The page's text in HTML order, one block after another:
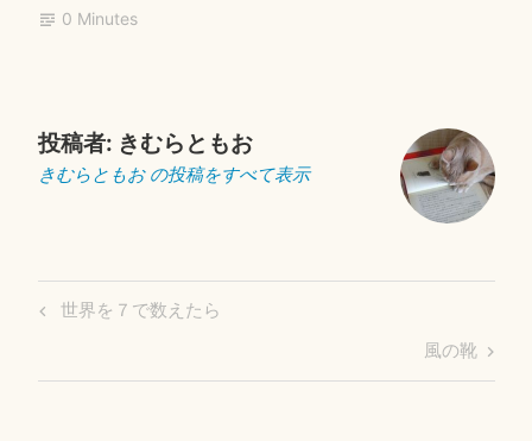
0 Minutes
投稿者: きむらともお
きむらともお の投稿をすべて表示
投Previous
世界を７で数えたら
Next
Post
風の靴